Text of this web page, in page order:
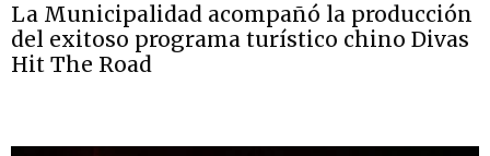
La Municipalidad acompañó la producción
del exitoso programa turístico chino Divas
Hit The Road